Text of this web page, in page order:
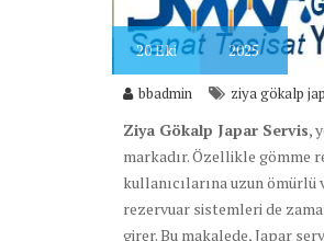
20Eki 2025
bbadmin ziya gökalp
Ziya Gökalp Japar Servis,
markadır. Özellikle gömme
kullanıcılarına uzun
rezervuar sistemleri de
girer. Bu makalede, Japar